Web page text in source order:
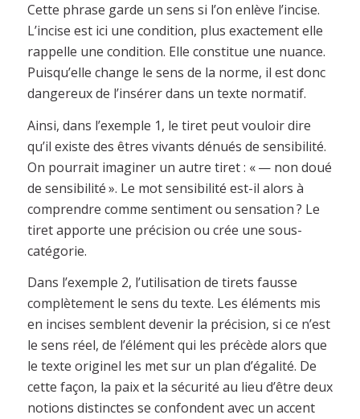
Cette phrase garde un sens si l’on enlève l’incise.
L’incise est ici une condition, plus exactement elle
rappelle une condition. Elle constitue une nuance.
Puisqu’elle change le sens de la norme, il est donc
dangereux de l’insérer dans un texte normatif.
Ainsi, dans l’exemple 1, le tiret peut vouloir dire
qu’il existe des êtres vivants dénués de sensibilité.
On pourrait imaginer un autre tiret : « — non doué
de sensibilité ». Le mot sensibilité est-il alors à
comprendre comme sentiment ou sensation ? Le
tiret apporte une précision ou crée une sous-
catégorie.
Dans l’exemple 2, l’utilisation de tirets fausse
complètement le sens du texte. Les éléments mis
en incises semblent devenir la précision, si ce n’est
le sens réel, de l’élément qui les précède alors que
le texte originel les met sur un plan d’égalité. De
cette façon, la paix et la sécurité au lieu d’être deux
notions distinctes se confondent avec un accent